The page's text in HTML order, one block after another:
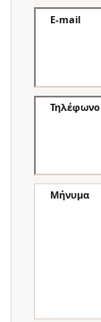
E-mail
Τηλέφωνο
Μήνυμα